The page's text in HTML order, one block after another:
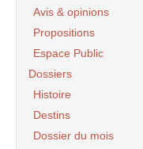
Avis & opinions
Propositions
Espace Public
Dossiers
Histoire
Destins
Dossier du mois